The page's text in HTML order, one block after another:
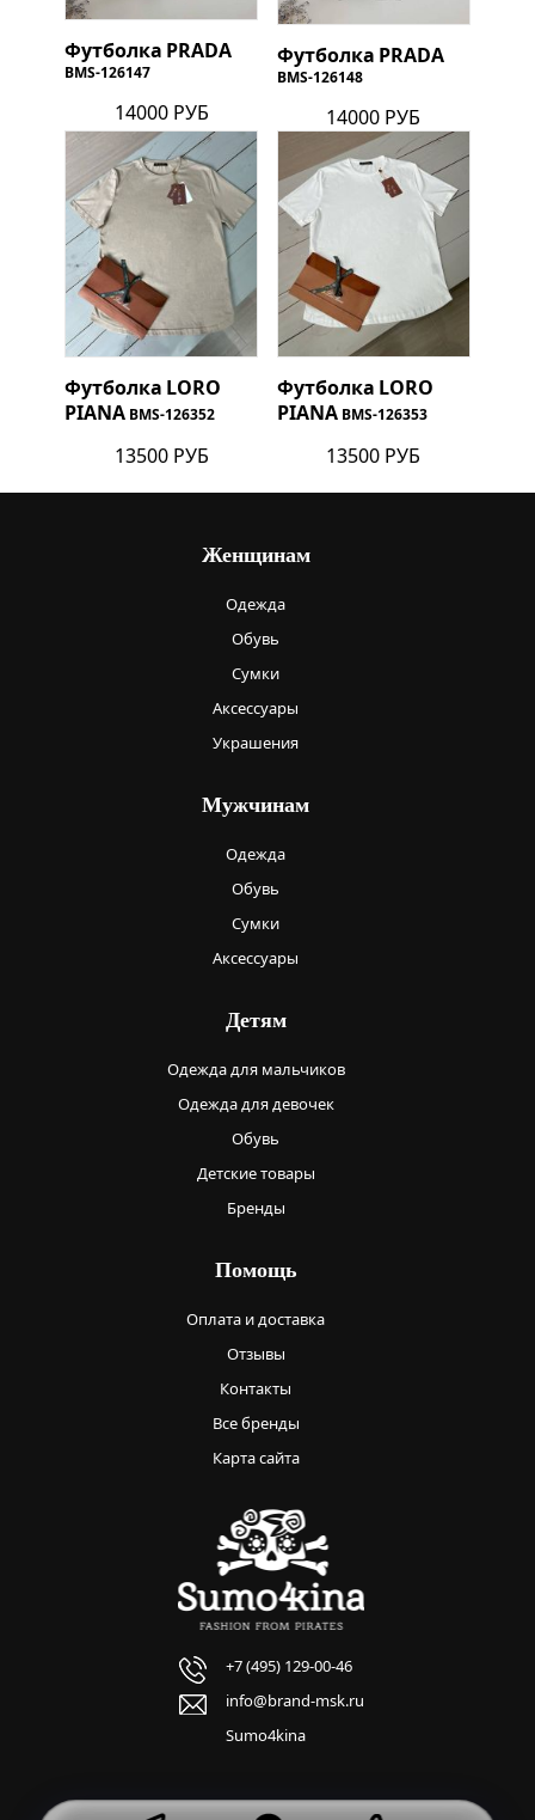
Футболка PRADA
BMS-126147
14000 РУБ
Футболка PRADA
BMS-126148
14000 РУБ
Футболка LORO
PIANA BMS-126352
13500 РУБ
Футболка LORO
PIANA BMS-126353
13500 РУБ
Женщинам
Одежда
Обувь
Сумки
Аксессуары
Украшения
Мужчинам
Одежда
Обувь
Сумки
Аксессуары
Детям
Одежда для мальчиков
Одежда для девочек
Обувь
Детские товары
Бренды
Помощь
Оплата и доставка
Отзывы
Контакты
Все бренды
Карта сайта
+7 (495) 129-00-46
info@brand-msk.ru
Sumo4kina